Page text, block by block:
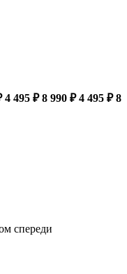
4 495 ₽ 8 990 ₽ 4 495 ₽ 8
спереди